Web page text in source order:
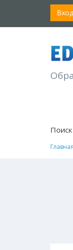
Вход
Поиск
Главная